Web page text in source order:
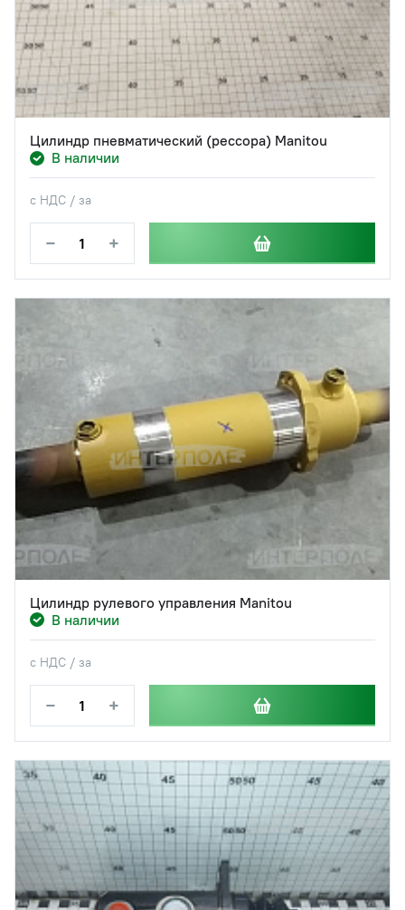
Цилиндр пневматический (рессора) Manitou
В наличии
с НДС / за
− +
Цилиндр рулевого управления Manitou
В наличии
с НДС / за
− +